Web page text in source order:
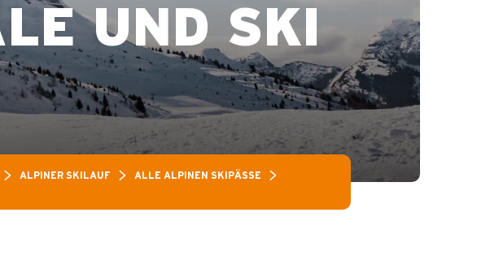
UND SKI
ALPINER SKILAUF
ALLE ALPINEN SKIPÄSSE